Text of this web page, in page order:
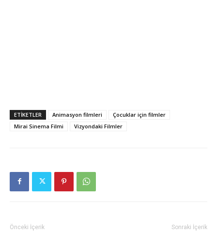
ETIKETLER Animasyon filmleri
Çocuklar için filmler
Mirai Sinema Filmi
Vizyondaki Filmler
Önceki İçerik Sonraki İçerik